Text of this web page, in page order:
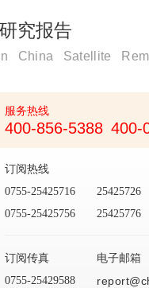
究报告
China Satellite
服务热线
400-856-5388 400-
订阅热线
0755-25425716
25425726
0755-25425756
25425776
订阅传真
0755-25429588
电子邮箱